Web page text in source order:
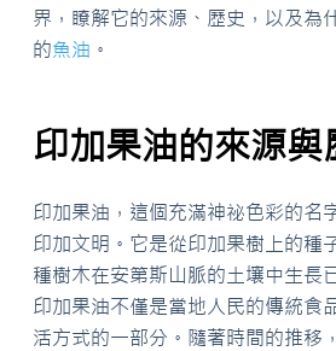
界，瞭解它的來源、歷史，以及為
的魚油 。
印加果油的來源與
印加果油，這個充滿神祕色彩的名
印加文明。它是從印加果樹上的種
種樹木在安第斯山脈的土壤中生長
印加果油不僅是當地人民的傳統食
活方式的一部分。隨著時間的推移